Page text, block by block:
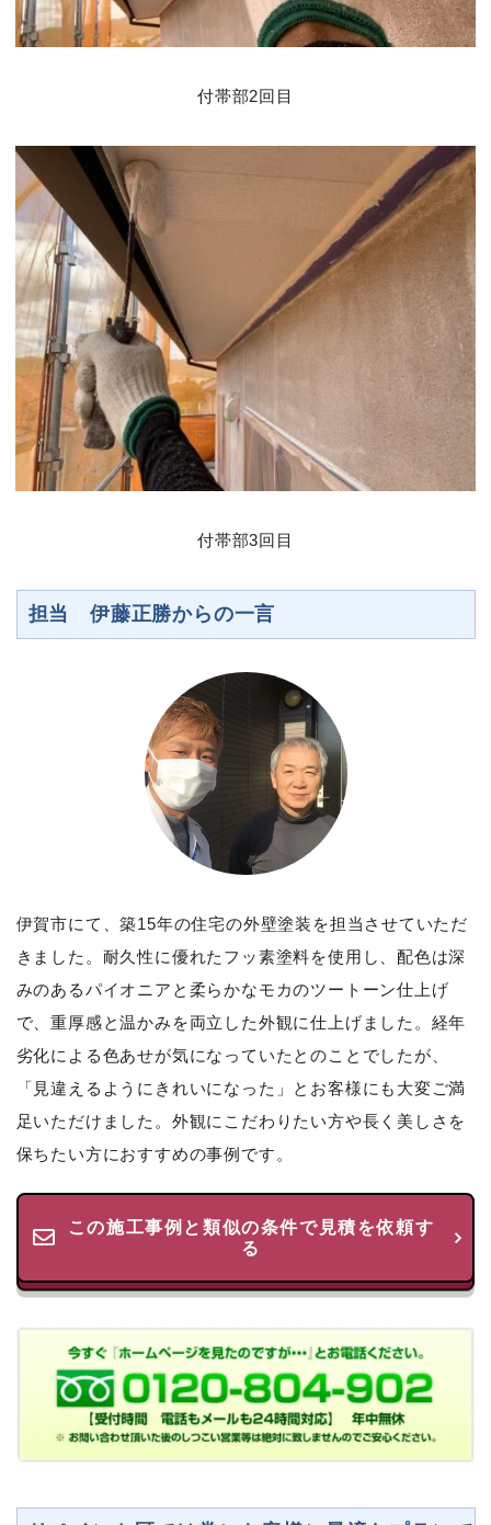
付帯部2回目
付帯部3回目
担当 伊藤正勝からの一言
伊賀市にて、築15年の住宅の外壁塗装を担当させていただ
きました。耐久性に優れたフッ素塗料を使用し、配色は深
みのあるパイオニアと柔らかなモカのツートーン仕上げ
で、重厚感と温かみを両立した外観に仕上げました。経年
劣化による色あせが気になっていたとのことでしたが、
「見違えるようにきれいになった」とお客様にも大変ご満
足いただけました。外観にこだわりたい方や長く美しさを
保ちたい方におすすめの事例です。
この施工事例と類似の条件で見積を依頼す
る